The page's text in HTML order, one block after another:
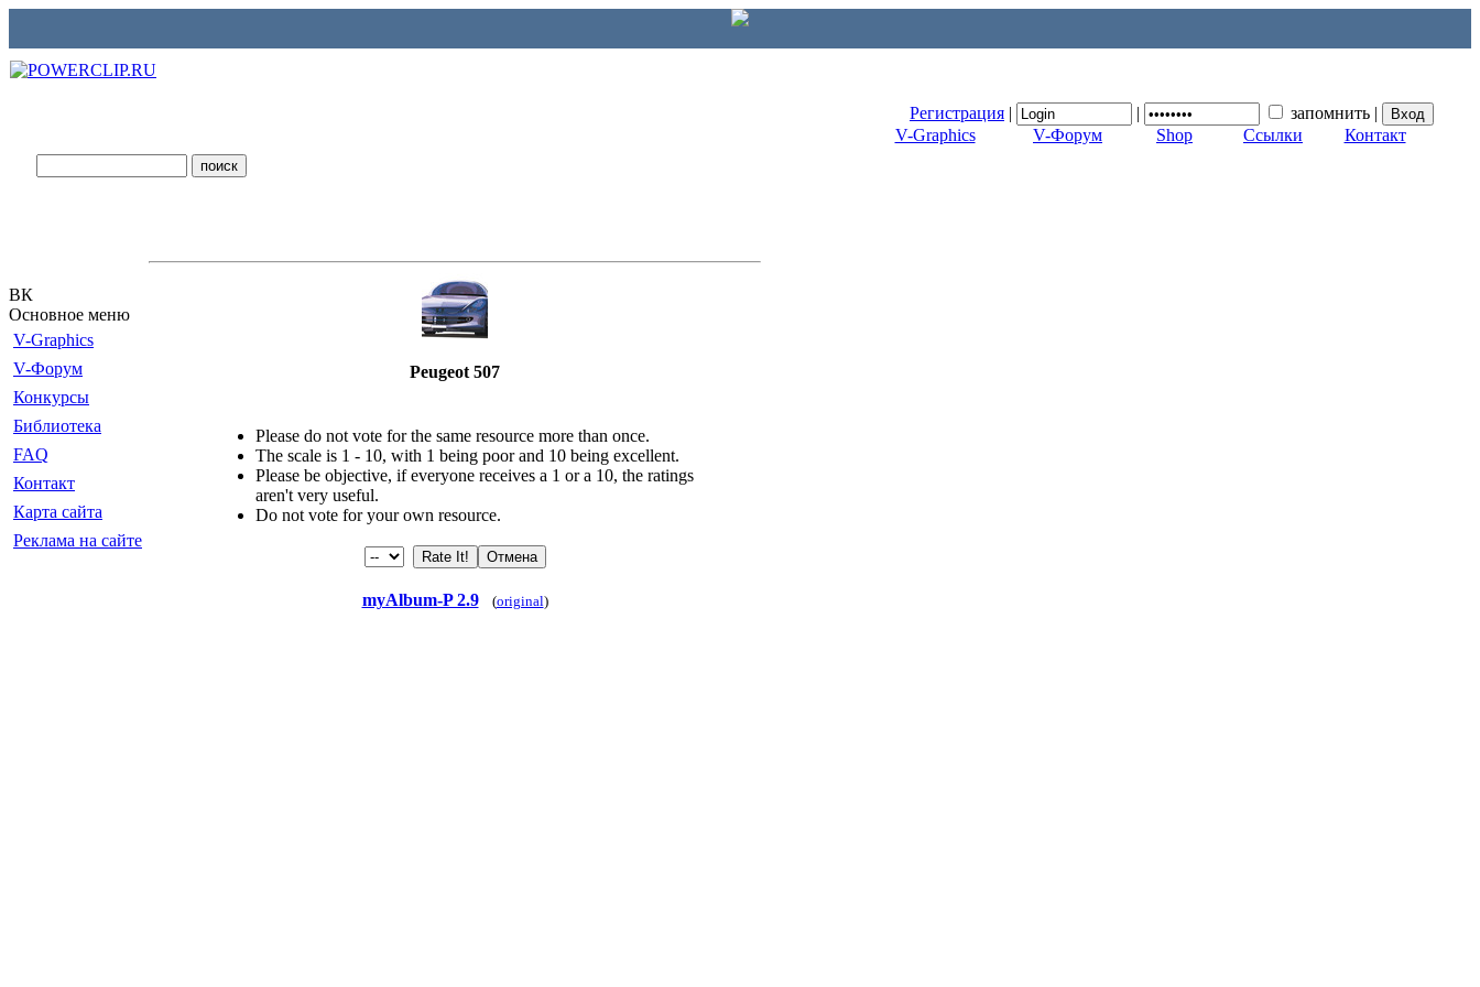
Регистрация | | запомнить |
V-Graphics
V-Форум Shop Ссылки Контакт
ВК
Основное меню
V-Graphics
V-Форум
Конкурсы
Библиотека
FAQ
Контакт
Карта сайта
Реклама на сайте
Peugeot 507
Please do not vote for the same resource more than once.
The scale is 1 - 10, with 1 being poor and 10 being excellent.
Please be objective, if everyone receives a 1 or a 10, the ratings
aren't very useful.
Do not vote for your own resource.
myAlbum-P 2.9 (original)